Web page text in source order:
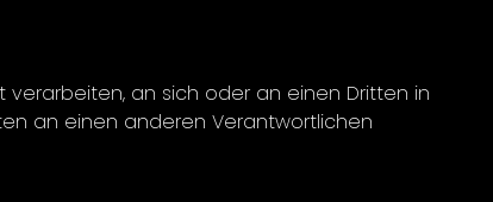
verarbeiten, an sich oder an einen Dritten in
an einen anderen Verantwortlichen